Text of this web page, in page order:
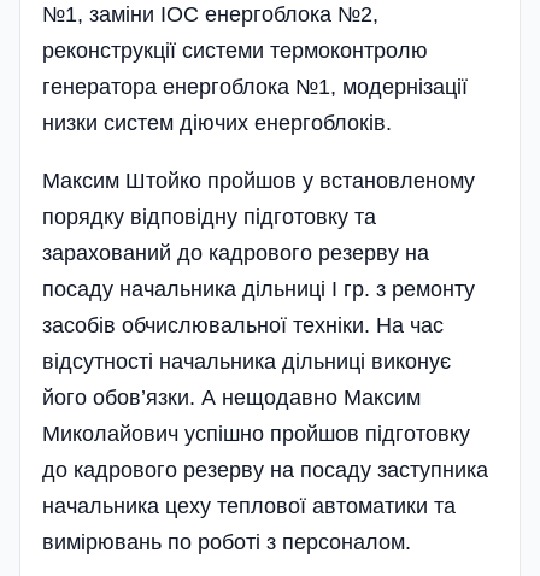
№1, заміни ІОС енергоблока №2,
реконструкції системи термоконтролю
генератора енергоблока №1, модернізації
низки систем діючих енергоблоків.
Максим Штойко пройшов у встановленому
порядку відповідну підготовку та
зарахований до кадрового резерву на
посаду начальника дільниці І гр. з ремонту
засобів обчислювальної техніки. На час
відсутності начальника дільниці виконує
його обов’язки. А нещодавно Максим
Миколайович успішно пройшов підготовку
до кадрового резерву на посаду заступника
начальника цеху теплової автоматики та
вимірювань по роботі з персоналом.